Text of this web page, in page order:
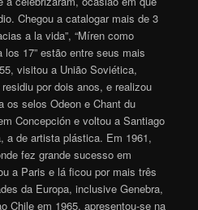
Chegou a catalogar mais de 3
a la vida”, “Míren como
los 17” estão entre seus mais
visitou a União Soviética,
por dois anos, e realizou
os selos Odeon e Chant du
Concepción e voltou a Santiago
a de artista plástica. Em 1961,
fez grande sucesso em
a Paris e lá ficou por mais três
da Europa, inclusive Genebra,
Chile em 1965, apresentou-se na